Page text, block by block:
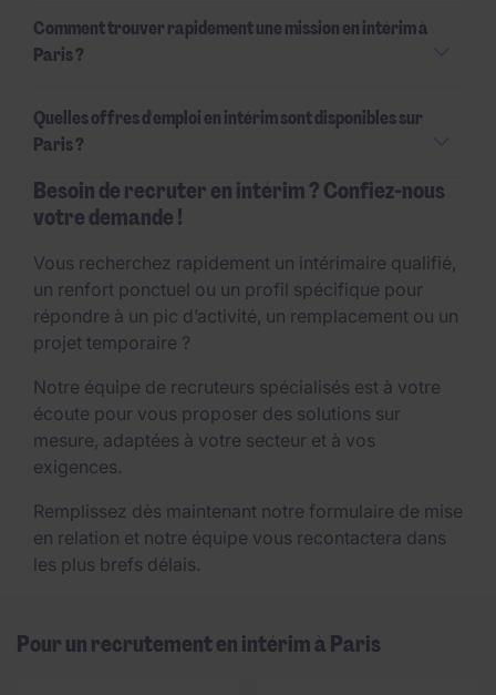
Comment trouver rapidement une mission en intérim à
Paris ?
Quelles offres d'emploi en intérim sont disponibles sur
Paris ?
Besoin de recruter en intérim ? Confiez-nous
votre demande !
Vous recherchez rapidement un intérimaire qualifié,
un renfort ponctuel ou un profil spécifique pour
répondre à un pic d’activité, un remplacement ou un
projet temporaire ?
Notre équipe de recruteurs spécialisés est à votre
écoute pour vous proposer des solutions sur
mesure, adaptées à votre secteur et à vos
exigences.
Remplissez dès maintenant notre formulaire de mise
en relation et notre équipe vous recontactera dans
les plus brefs délais.
Pour un recrutement en intérim à Paris